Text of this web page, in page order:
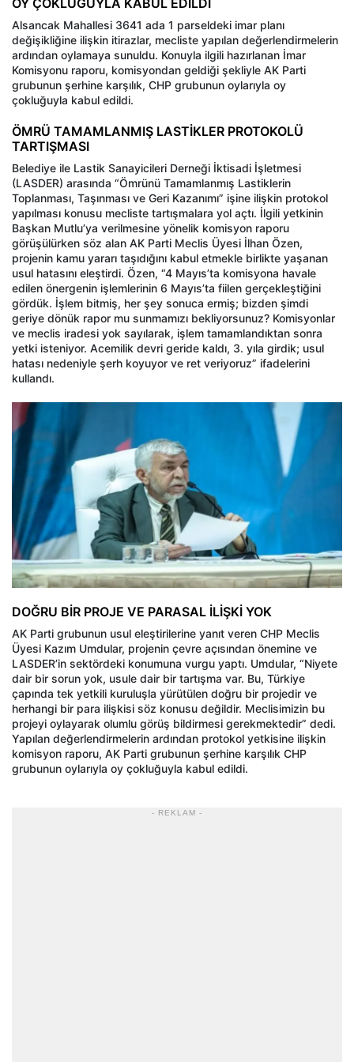
OY ÇOKLUĞUYLA KABUL EDİLDİ
Alsancak Mahallesi 3641 ada 1 parseldeki imar planı
değişikliğine ilişkin itirazlar, mecliste yapılan değerlendirmelerin
ardından oylamaya sunuldu. Konuyla ilgili hazırlanan İmar
Komisyonu raporu, komisyondan geldiği şekliyle AK Parti
grubunun şerhine karşılık, CHP grubunun oylarıyla oy
çokluğuyla kabul edildi.
ÖMRÜ TAMAMLANMIŞ LASTİKLER PROTOKOLÜ
TARTIŞMASI
Belediye ile Lastik Sanayicileri Derneği İktisadi İşletmesi
(LASDER) arasında “Ömrünü Tamamlanmış Lastiklerin
Toplanması, Taşınması ve Geri Kazanımı” işine ilişkin protokol
yapılması konusu mecliste tartışmalara yol açtı. İlgili yetkinin
Başkan Mutlu’ya verilmesine yönelik komisyon raporu
görüşülürken söz alan AK Parti Meclis Üyesi İlhan Özen,
projenin kamu yararı taşıdığını kabul etmekle birlikte yaşanan
usul hatasını eleştirdi. Özen, “4 Mayıs’ta komisyona havale
edilen önergenin işlemlerinin 6 Mayıs’ta fiilen gerçekleştiğini
gördük. İşlem bitmiş, her şey sonuca ermiş; bizden şimdi
geriye dönük rapor mu sunmamızı bekliyorsunuz? Komisyonlar
ve meclis iradesi yok sayılarak, işlem tamamlandıktan sonra
yetki isteniyor. Acemilik devri geride kaldı, 3. yıla girdik; usul
hatası nedeniyle şerh koyuyor ve ret veriyoruz” ifadelerini
kullandı.
DOĞRU BİR PROJE VE PARASAL İLİŞKİ YOK
AK Parti grubunun usul eleştirilerine yanıt veren CHP Meclis
Üyesi Kazım Umdular, projenin çevre açısından önemine ve
LASDER’in sektördeki konumuna vurgu yaptı. Umdular, “Niyete
dair bir sorun yok, usule dair bir tartışma var. Bu, Türkiye
çapında tek yetkili kuruluşla yürütülen doğru bir projedir ve
herhangi bir para ilişkisi söz konusu değildir. Meclisimizin bu
projeyi oylayarak olumlu görüş bildirmesi gerekmektedir” dedi.
Yapılan değerlendirmelerin ardından protokol yetkisine ilişkin
komisyon raporu, AK Parti grubunun şerhine karşılık CHP
grubunun oylarıyla oy çokluğuyla kabul edildi.
- REKLAM -